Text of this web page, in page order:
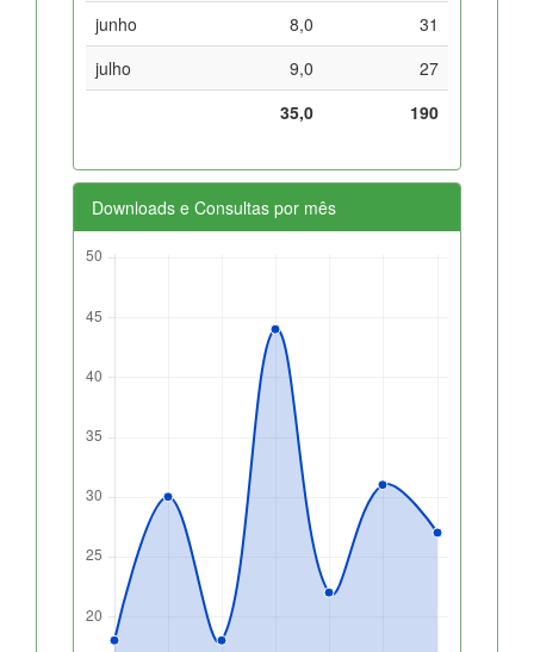
junho
8,0
31
julho
9,0
27
35,0
190
Downloads e Consultas por mês